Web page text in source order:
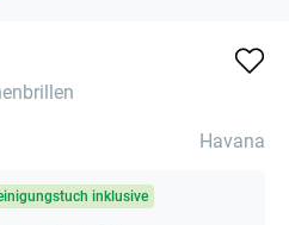
Havana
inklusive